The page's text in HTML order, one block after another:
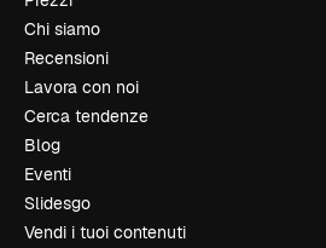
Chi siamo
Recensioni
Lavora con noi
Cerca tendenze
Blog
Eventi
Slidesgo
Vendi i tuoi contenuti